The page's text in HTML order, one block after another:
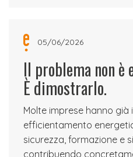
05/06/2026
Il problema non è
È dimostrarlo.
Molte imprese hanno già
efficientamento
sicurezza, formazione e
contribuendo